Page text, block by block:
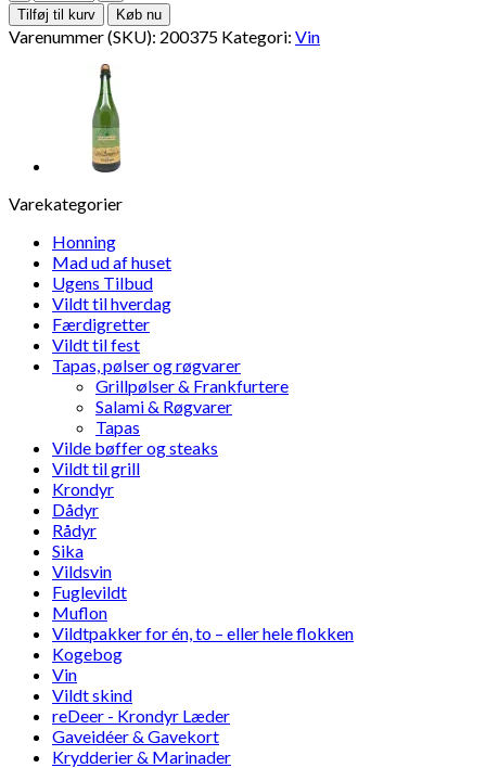
de
France
Pære
Tilføj til kurv Køb nu
Varenummer (SKU): 200375 Kategori: Vin
Varekategorier
Honning
Mad ud af huset
Ugens Tilbud
Vildt til hverdag
Færdigretter
Vildt til fest
Tapas, pølser og røgvarer
Grillpølser & Frankfurtere
Salami & Røgvarer
Tapas
Vilde bøffer og steaks
Vildt til grill
Krondyr
Dådyr
Rådyr
Sika
Vildsvin
Fuglevildt
Muflon
Vildtpakker for én, to – eller hele flokken
Kogebog
Vin
Vildt skind
reDeer - Krondyr Læder
Gaveidéer & Gavekort
Krydderier & Marinader